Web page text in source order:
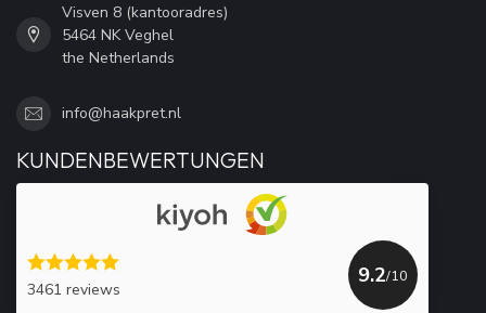
Visven 8 (kantooradres)
5464 NK Veghel
the Netherlands
info@haakpret.nl
KUNDENBEWERTUNGEN
3461 reviews
9.2/10